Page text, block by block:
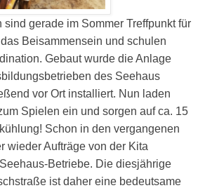
gerade im Sommer Treffpunkt für
Beisammensein und schulen
Gebaut wurde die Anlage
des Seehaus
vor Ort installiert. Nun laden
Spielen ein und sorgen auf ca. 15
Schon in den vergangenen
wieder Aufträge von der Kita
Seehaus-Betriebe. Die diesjährige
ist daher eine bedeutsame